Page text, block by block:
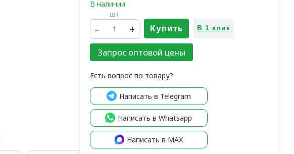
шт
– + Купить В 1 клик
Запрос оптовой цены
Есть вопрос по товару?
Написать в Telegram
Написать в Whatsapp
Написать в MAX